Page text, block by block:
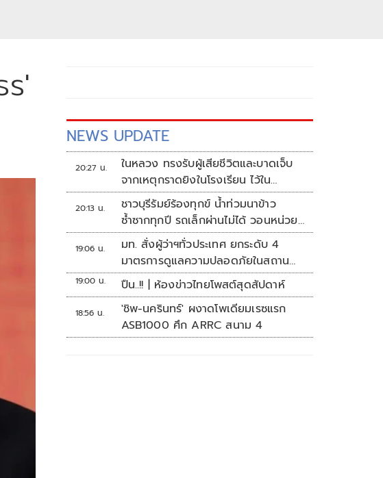
'
NEWS UPDATE
20:27 น.
ในหลวง ทรงรับผู้เสียชีวิตและบาดเจ็บ
จากเหตุกราดยิงในโรงเรียน ไว้ใน
พระบรมราชานุเคราะห์
20:13 น.
ชาวบุรีรัมย์ร้องทุกข์ น้ำท่วมนาข้าว
ซ้ำซากทุกปี รถเล็กผ่านไม่ได้ วอนหน่วย
งานเร่งแก้ไข
19:06 น.
มท. สั่งผู้ว่าฯทั่วประเทศ ยกระดับ 4
มาตรการดูแลความปลอดภัยในสถาน
ศึกษา
19:00 น. ปืน..!! | ห้องข่าวไทยโพสต์สุดสัปดาห์
18:56 น.
'ชิพ-นครินทร์' ผงาดโพเดียมเรซแรก
ASB1000 ศึก ARRC สนาม 4